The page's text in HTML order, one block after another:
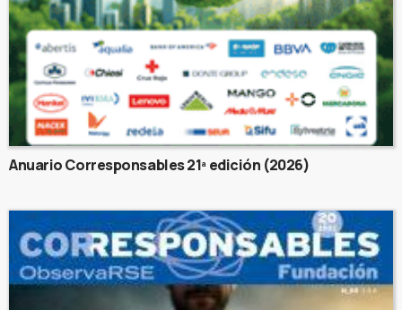
Anuario Corresponsables 21ª edición (2026)